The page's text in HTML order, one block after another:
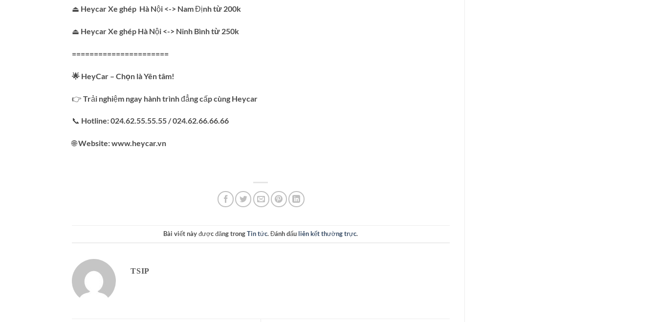
⏏ Heycar Xe ghép Hà Nội <-> Nam Địnhtừ 200k
⏏ Heycar Xe ghép Hà Nội <-> Ninh Bìnhtừ 250k
======================
🌟 HeyCar – Chọn là Yên tâm!
👉 Trải nghiệm ngay hành trình đẳng cấp cùng Heycar
📞 Hotline: 024.62.55.55.55 / 024.62.66.66.66
🌐 Website: www.heycar.vn
Bài viết này được đăng trongTin tức. Đánh dấu liên kết thường trực.
TSIP